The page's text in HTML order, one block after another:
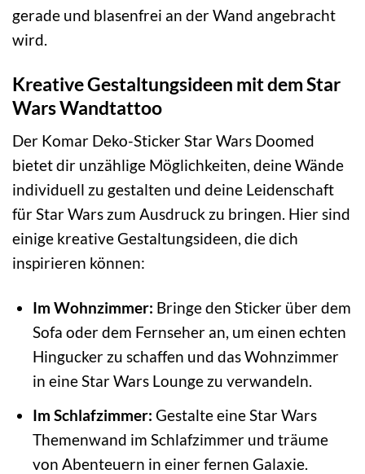
gerade und blasenfrei an der Wand angebracht
wird.
Kreative Gestaltungsideen mit dem Star
Wars Wandtattoo
Der Komar Deko-Sticker Star Wars Doomed
bietet dir unzählige Möglichkeiten, deine Wände
individuell zu gestalten und deine Leidenschaft
für Star Wars zum Ausdruck zu bringen. Hier sind
einige kreative Gestaltungsideen, die dich
inspirieren können:
Im Wohnzimmer: Bringe den Sticker über dem
Sofa oder dem Fernseher an, um einen echten
Hingucker zu schaffen und das Wohnzimmer
in eine Star Wars Lounge zu verwandeln.
Im Schlafzimmer: Gestalte eine Star Wars
Themenwand im Schlafzimmer und träume
von Abenteuern in einer fernen Galaxie.